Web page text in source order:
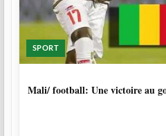
SPORT
Mali/ football: Une victoire au